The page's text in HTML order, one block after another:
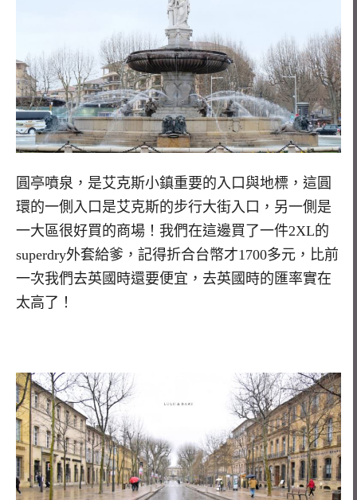
圓亭噴泉，是艾克斯小鎮重要的入口與地標，這圓
環的一側入口是艾克斯的步行大街入口，另一側是
一大區很好買的商場！我們在這邊買了一件2XL的
superdry外套給爹，記得折合台幣才1700多元，比前
一次我們去英國時還要便宜，去英國時的匯率實在
太高了！